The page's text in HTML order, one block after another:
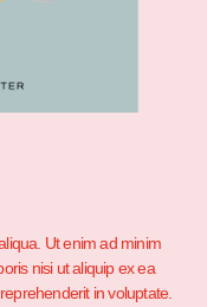
Ut enim ad minim
nisi ut aliquip ex ea
in voluptate.